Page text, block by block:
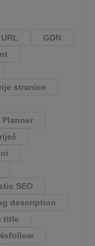
GDN
stranice
Planner
SEO
description
title